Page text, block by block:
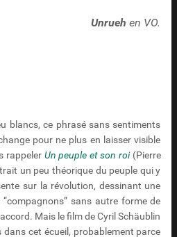
Unrueh en VO.
blancs, ce phrasé sans sentiments
pour ne plus en laisser visible
rappeler Un peuple et son roi(Pierre
un peu théorique du peuple qui y
sur la révolution, dessinant une
sans autre forme de
Mais le film de Cyril Schäublin
cet écueil, probablement parce